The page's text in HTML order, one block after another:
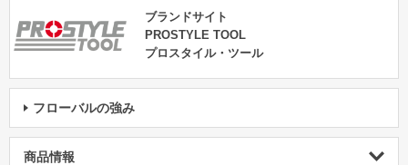
ブランドサイト
PROSTYLE TOOL
プロスタイル・ツール
フローバルの強み
商品情報